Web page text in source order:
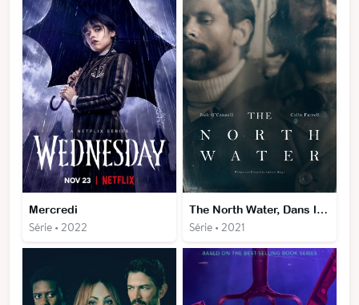
Mercredi
Série • 2022
The North Water, Dans les Eaux du Grand Nord
Série • 2021